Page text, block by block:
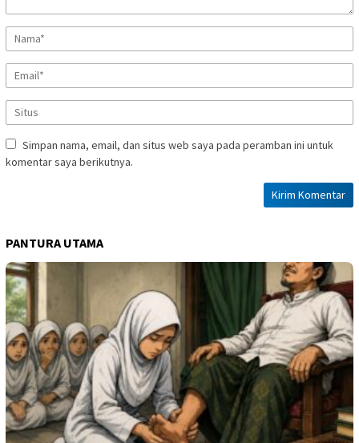
Simpan nama, email, dan situs web saya pada peramban ini untuk
komentar saya berikutnya.
PANTURA UTAMA